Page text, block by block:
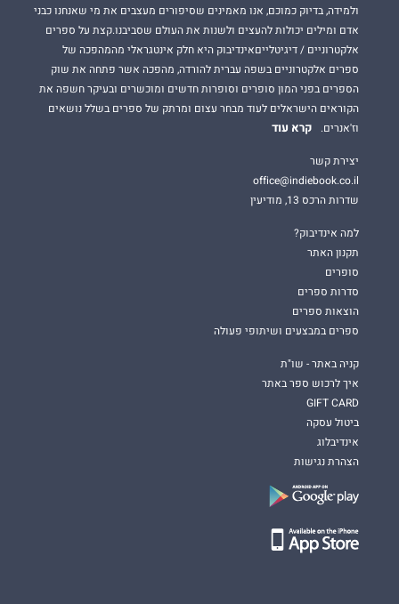
ולמידה, בדיוק כמוכם, אנו מאמינים שסיפורים מעצבים את מי שאנחנו כבני
אדם ומילים יכולות להעצים ולשנות את העולם שסביבנו.קצת על ספרים
אלקטרוניים / דיגיטלייםאינדיבוק היא חלק אינטגראלי מהמהפכה של
ספרים אלקטרוניים בשפה עברית להורדה, מהפכה אשר פתחה את שוק
הספרים בפני המון סופרים וסופרות חדשים ומוכשרים ובעיקר חשפה את
הקוראים הישראלים לעוד מבחר עצום ומרתק של ספרים בשלל נושאים
וז'אנרים.
קרא עוד
יצירת קשר
office@indiebook.co.il
שדרות הרכס 13, מודיעין
למה אינדיבוק?
תקנון האתר
סופרים
סדרות ספרים
הוצאות ספרים
ספרים במבצעים ושיתופי פעולה
קניה באתר - שו"ת
איך לרכוש ספר באתר
GIFT CARD
ביטול עסקה
אינדיבלוג
הצהרת נגישות